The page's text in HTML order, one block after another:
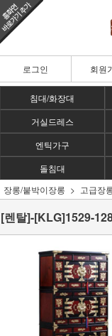
로그인 회원
침대/화장대
거실드레스
엔틱가구
돌침대
장롱/붙박이장롱
고급장
[렌탈]-[KLG]1529-